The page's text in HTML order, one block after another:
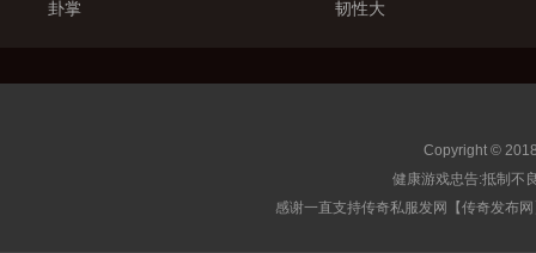
卦掌
韧性大
Copyright ©
健康游戏忠告:抵制不
感谢一直支持传奇私服发网【传奇发布